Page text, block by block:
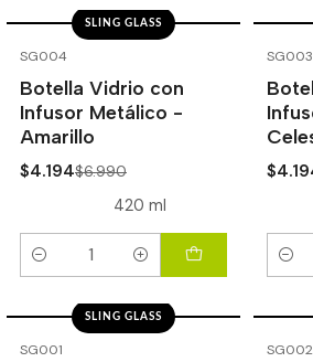
SG004
SLING GLASS
Botella Vidrio con
Infusor Metálico -
Amarillo
$4.194$6.990
420 ml
Cantidad
SG003
SG001
SLING GLASS
SG002